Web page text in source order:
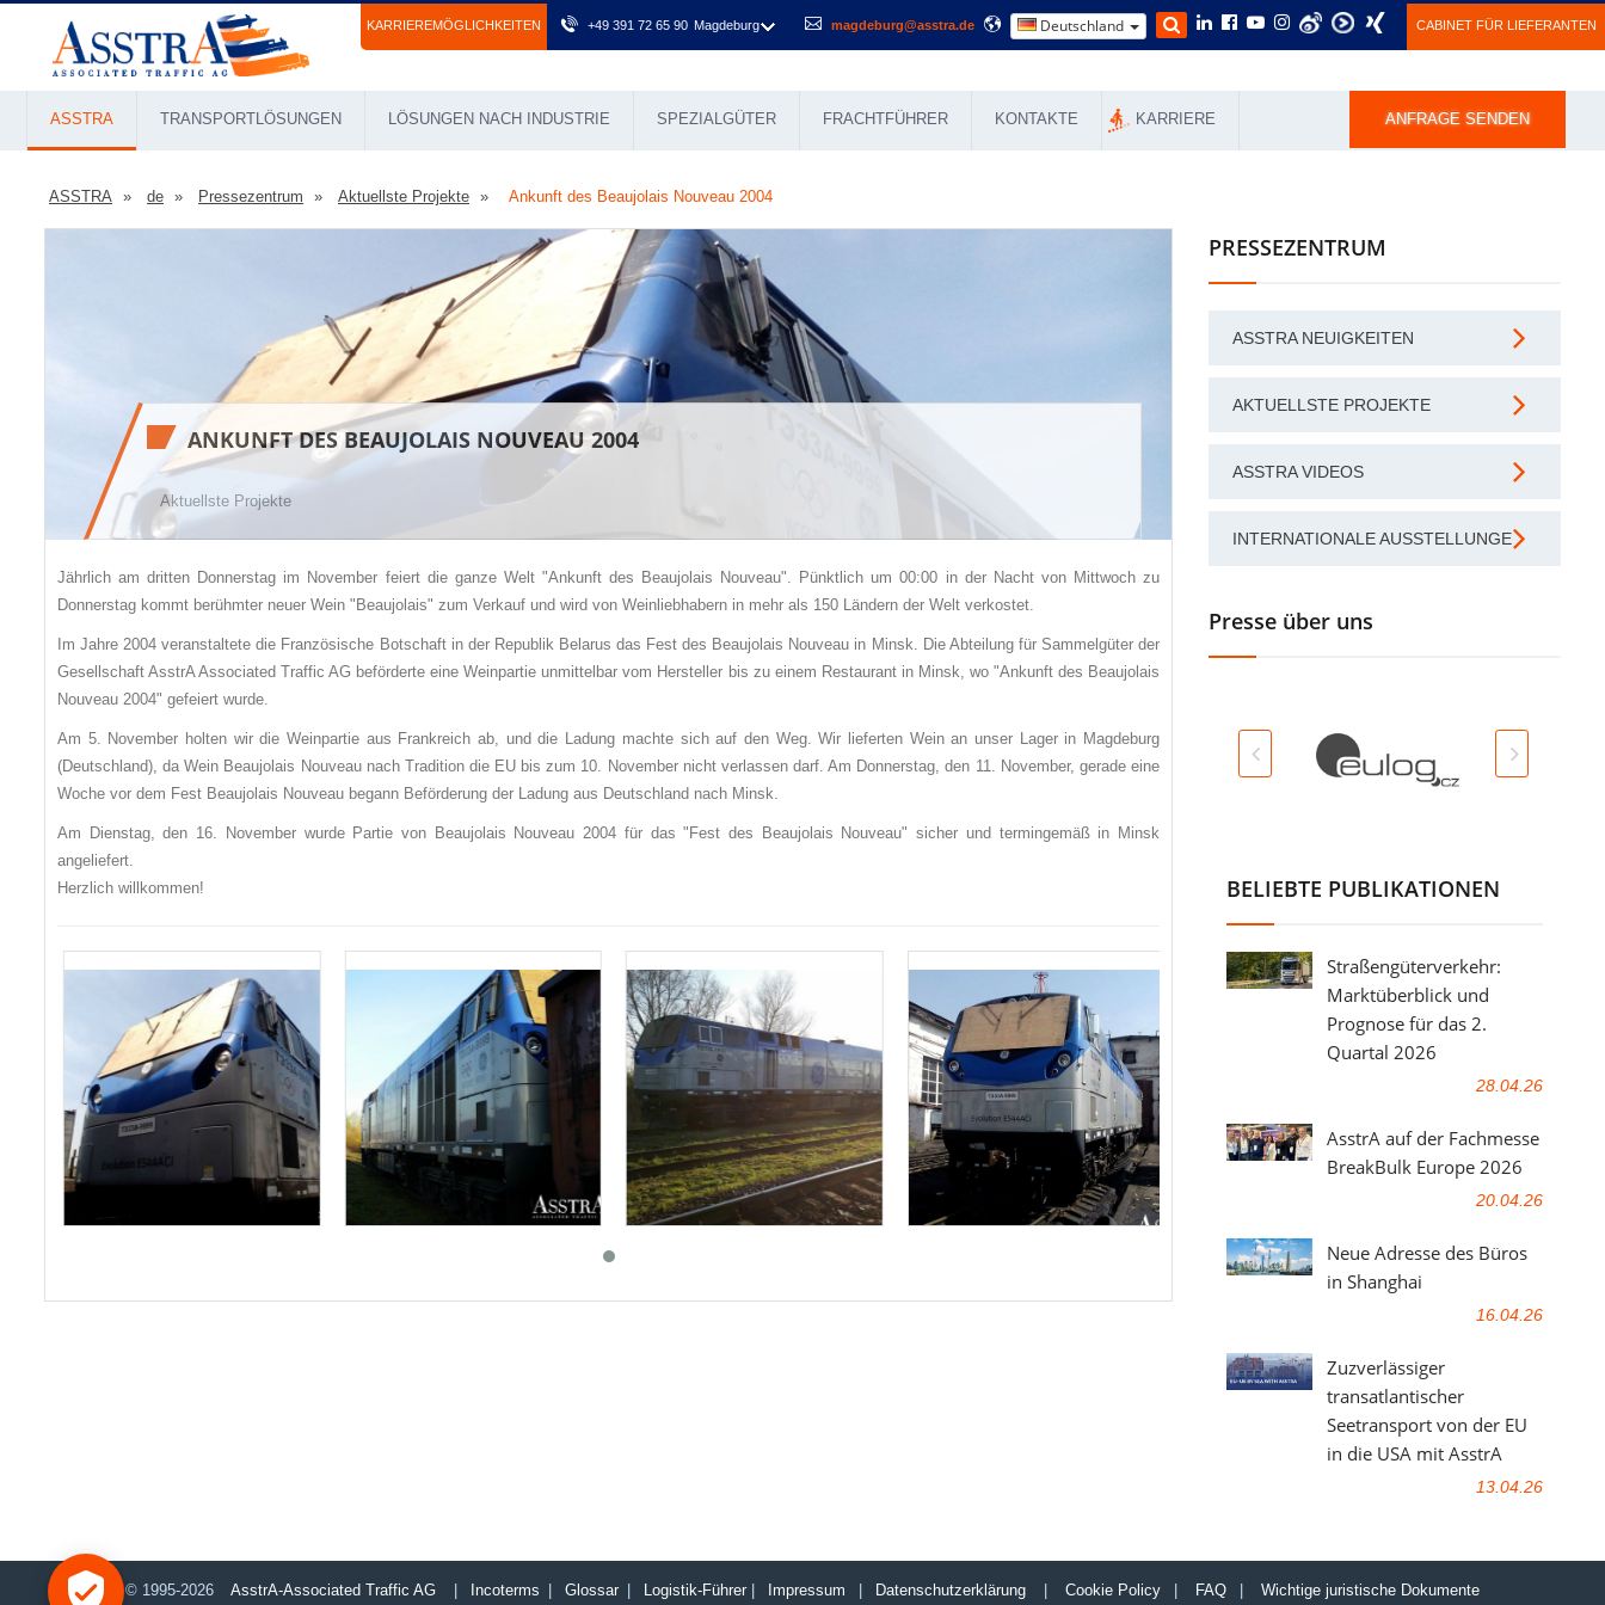
KARRIEREMÖGLICHKEITEN +49 391 72 65 90 Magdeburg magdeburg@asstra.de Deutschland CABINET FÜR LIEFERANTEN
ASSTRA TRANSPORTLÖSUNGEN LÖSUNGEN NACH INDUSTRIE SPEZIALGÜTER FRACHTFÜHRER KONTAKTE KARRIERE ANFRAGE SENDEN
ASSTRA de Pressezentrum Aktuellste Projekte Ankunft des Beaujolais Nouveau 2004
ANKUNFT DES BEAUJOLAIS NOUVEAU 2004
Aktuellste Projekte
Jährlich am dritten Donnerstag im November feiert die ganze Welt "Ankunft des Beaujolais Nouveau". Pünktlich um 00:00 in der Nacht von Mittwoch zu
Donnerstag kommt berühmter neuer Wein "Beaujolais" zum Verkauf und wird von Weinliebhabern in mehr als 150 Ländern der Welt verkostet.
Im Jahre 2004 veranstaltete die Französische Botschaft in der Republik Belarus das Fest des Beaujolais Nouveau in Minsk. Die Abteilung für Sammelgüter der
Gesellschaft AsstrA Associated Traffic AG beförderte eine Weinpartie unmittelbar vom Hersteller bis zu einem Restaurant in Minsk, wo "Ankunft des Beaujolais
Nouveau 2004" gefeiert wurde.
Am 5. November holten wir die Weinpartie aus Frankreich ab, und die Ladung machte sich auf den Weg. Wir lieferten Wein an unser Lager in Magdeburg
(Deutschland), da Wein Beaujolais Nouveau nach Tradition die EU bis zum 10. November nicht verlassen darf. Am Donnerstag, den 11. November, gerade eine
Woche vor dem Fest Beaujolais Nouveau begann Beförderung der Ladung aus Deutschland nach Minsk.
Am Dienstag, den 16. November wurde Partie von Beaujolais Nouveau 2004 für das "Fest des Beaujolais Nouveau" sicher und termingemäß in Minsk
angeliefert.
Herzlich willkommen!
PRESSEZENTRUM
ASSTRA NEUIGKEITEN
AKTUELLSTE PROJEKTE
ASSTRA VIDEOS
INTERNATIONALE AUSSTELLUNGEN
Presse über uns
BELIEBTE PUBLIKATIONEN
Straßengüterverkehr:
Marktüberblick und
Prognose für das 2.
Quartal 2026
28.04.26
AsstrA auf der Fachmesse
BreakBulk Europe 2026
20.04.26
Neue Adresse des Büros
in Shanghai
16.04.26
Zuzverlässiger
transatlantischer
Seetransport von der EU
in die USA mit AsstrA
13.04.26
© 1995-2026 AsstrA-Associated Traffic AG Incoterms Glossar Logistik-Führer Impressum Datenschutzerklärung Cookie Policy FAQ Wichtige juristische Dokumente